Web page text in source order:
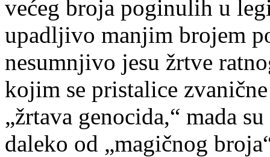
većeg broja poginulih u
upadljivo manjim brojem
nesumnjivo jesu žrtve
kojim se pristalice
„žrtava genocida,“ mada
daleko od „magičnog